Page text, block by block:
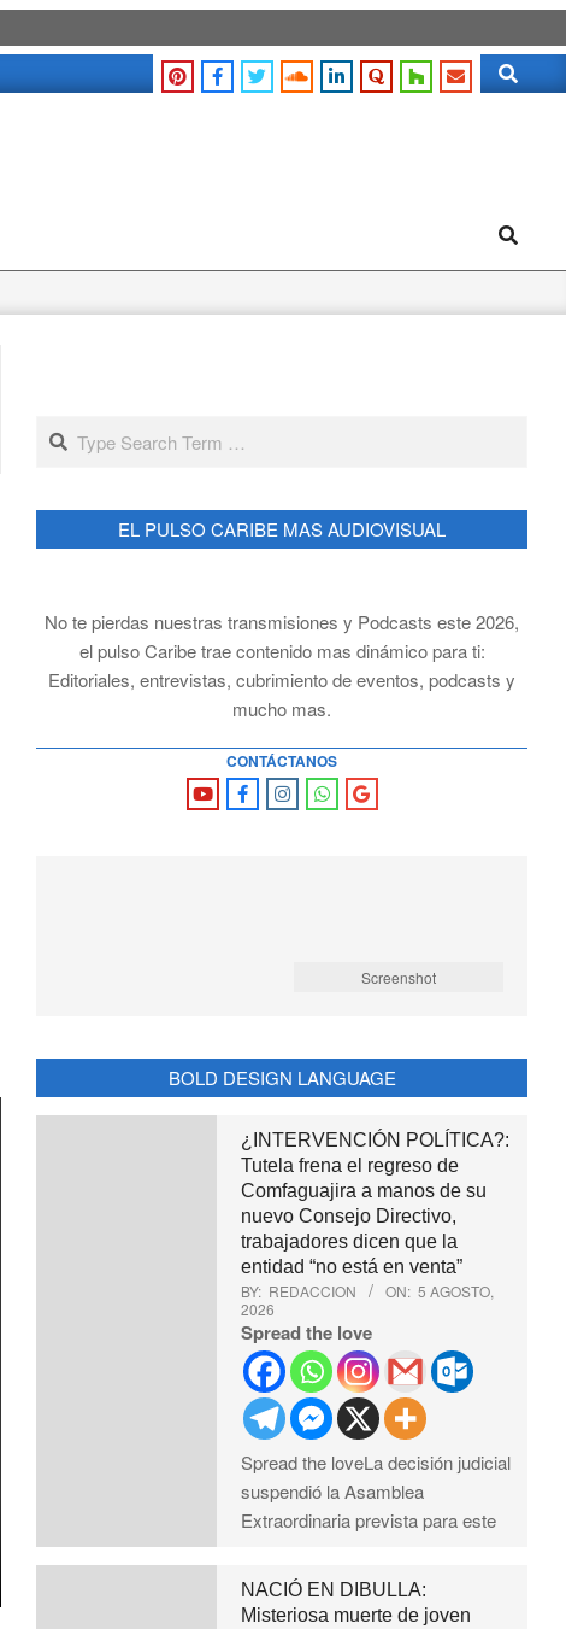
Search
Search
Search
EL PULSO CARIBE MAS AUDIOVISUAL
No te pierdas nuestras transmisiones y Podcasts este 2026,
el pulso Caribe trae contenido mas dinámico para ti:
Editoriales, entrevistas, cubrimiento de eventos, podcasts y
mucho mas.
CONTÁCTANOS
Screenshot
BOLD DESIGN LANGUAGE
¿INTERVENCIÓN POLÍTICA?:
Tutela frena el regreso de
Comfaguajira a manos de su
nuevo Consejo Directivo,
trabajadores dicen que la
entidad “no está en venta”
BY: REDACCION ON: 5 AGOSTO,
2026
Spread the love
Spread the loveLa decisión judicial
suspendió la Asamblea
Extraordinaria prevista para este
NACIÓ EN DIBULLA:
Misteriosa muerte de joven